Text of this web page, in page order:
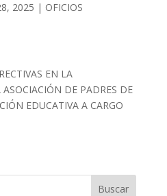
2025 | OFICIOS
EN LA
DE PADRES DE
EDUCATIVA A CARGO
Buscar